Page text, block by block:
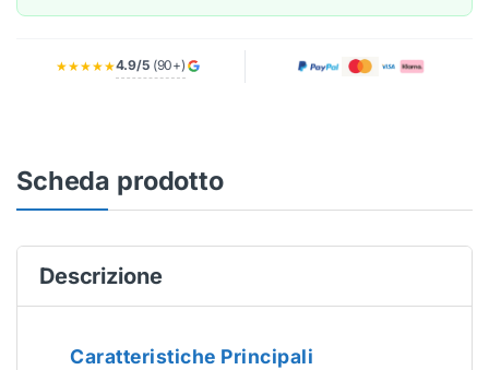
★★★★★4.9/5(90+)
Scheda prodotto
Descrizione
Caratteristiche Principali